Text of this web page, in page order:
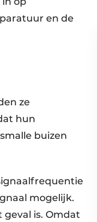
en de
ze
hun
buizen
mogelijk.
geval is. Omdat